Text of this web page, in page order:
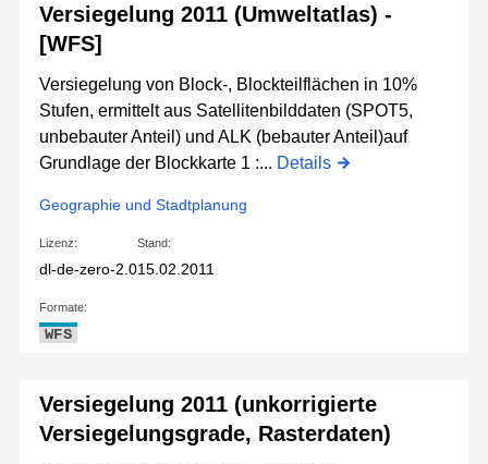
Versiegelung 2011 (Umweltatlas) -
[WFS]
Versiegelung von Block-, Blockteilflächen in 10%
Stufen, ermittelt aus Satellitenbilddaten (SPOT5,
unbebauter Anteil) und ALK (bebauter Anteil)auf
Grundlage der Blockkarte 1 :... Details
Geographie und Stadtplanung
Lizenz:
dl-de-zero-2.0
Stand:
15.02.2011
Formate:
WFS
Versiegelung 2011 (unkorrigierte
Versiegelungsgrade, Rasterdaten)